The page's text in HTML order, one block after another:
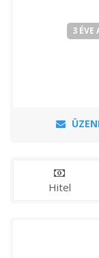
3 ÉVE
Hitel